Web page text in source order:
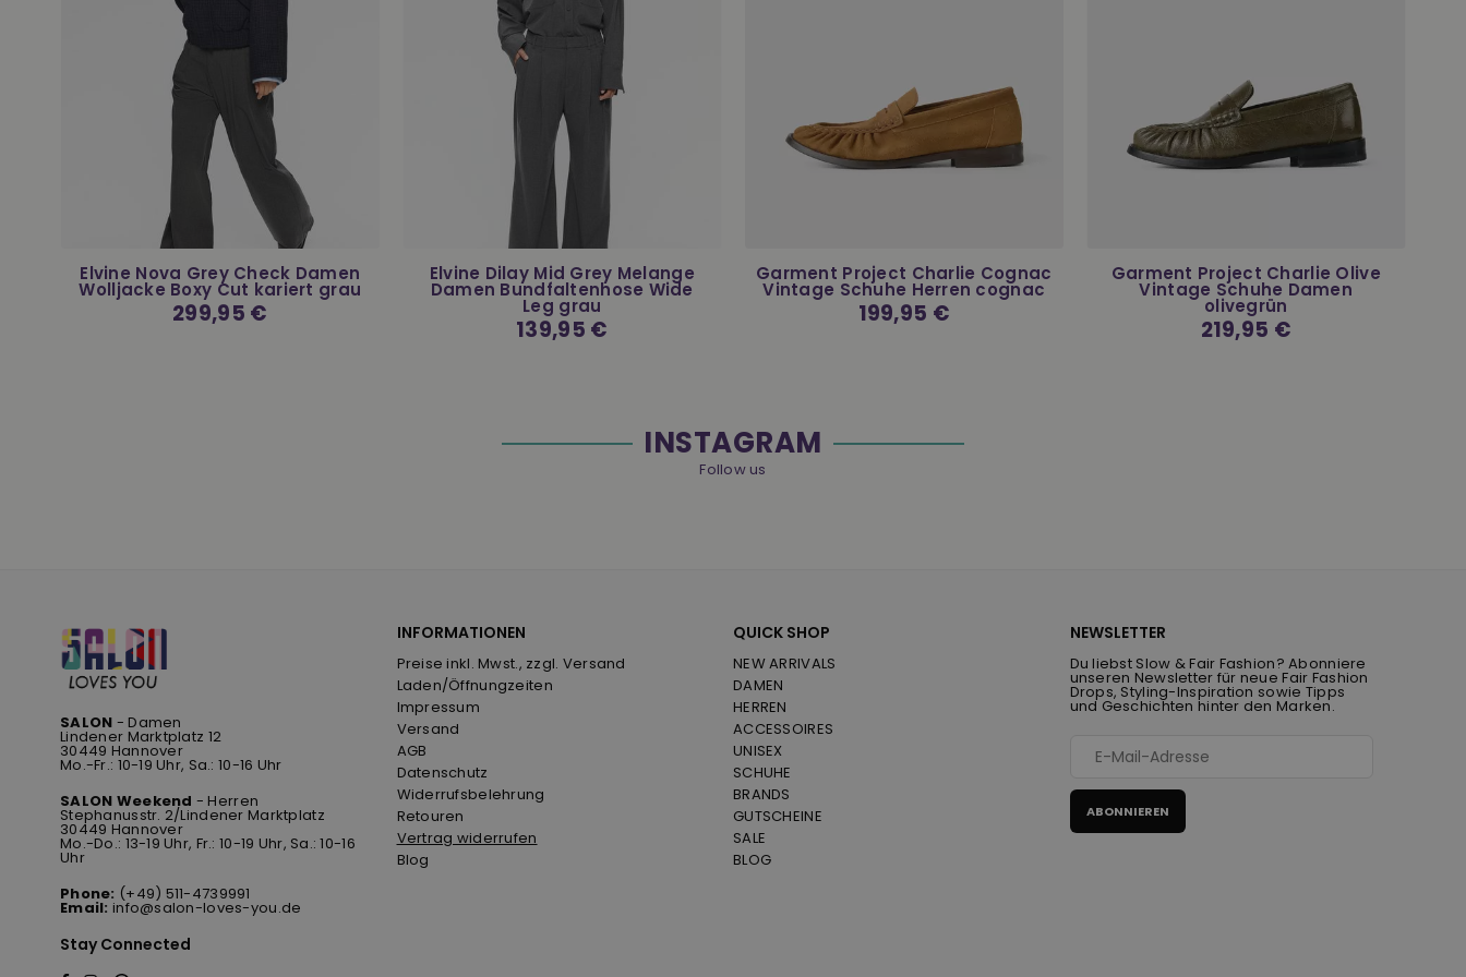
Elvine Nova Grey Check Damen
Wolljacke Boxy Cut kariert grau
Normaler
Preis
299,95 €
Elvine Dilay Mid Grey Melange
Damen Bundfaltenhose Wide
Leg grau
Normaler
Preis
139,95 €
Garment Project Charlie Cognac
Vintage Schuhe Herren cognac
Normaler
Preis
199,95 €
Garment Project Charlie Olive
Vintage Schuhe Damen
olivegrün
Normaler
Preis
219,95 €
INSTAGRAM
Follow us
SALON - Damen
Lindener Marktplatz 12
30449 Hannover
Mo.-Fr.: 10-19 Uhr, Sa.: 10-16 Uhr
SALON Weekend - Herren
Stephanusstr. 2/Lindener Marktplatz
30449 Hannover
Mo.-Do.: 13-19 Uhr, Fr.: 10-19 Uhr, Sa.: 10-16
Uhr
Phone: (+49) 511-4739991
Email: info@salon-loves-you.de
Stay Connected
INFORMATIONEN
Preise inkl. Mwst., zzgl. Versand
Laden/Öffnungzeiten
Impressum
Versand
AGB
Datenschutz
Widerrufsbelehrung
Retouren
Vertrag widerrufen
Blog
QUICK SHOP
NEW ARRIVALS
DAMEN
HERREN
ACCESSOIRES
UNISEX
SCHUHE
BRANDS
GUTSCHEINE
SALE
BLOG
NEWSLETTER
Du liebst Slow & Fair Fashion? Abonniere
unseren Newsletter für neue Fair Fashion
Drops, Styling-Inspiration sowie Tipps
und Geschichten hinter den Marken.
ABONNIEREN